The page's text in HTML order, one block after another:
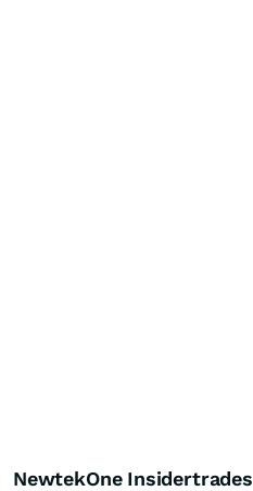
NewtekOne Insidertrades